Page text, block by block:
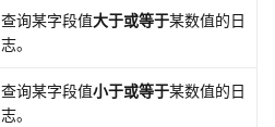
查询某字段值大于或等于某数值的日
志。
查询某字段值小于或等于某数值的日
志。